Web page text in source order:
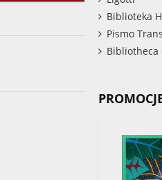
Biblioteka
Pismo
Bibliotheca